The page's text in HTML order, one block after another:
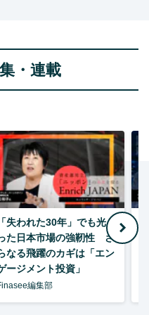
・連載
「失われた30年」でも光
た日本市場の強靭性 さ
なる飛躍のカギは「エン
ージメント投資」
編集部